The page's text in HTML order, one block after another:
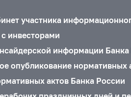
участника
инвесторами
информации Банка
опубликование нормативных
актов Банка России